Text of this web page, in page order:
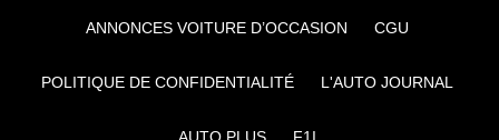
ANNONCES VOITURE D’OCCASION CGU
POLITIQUE DE CONFIDENTIALITÉ L'AUTO JOURNAL